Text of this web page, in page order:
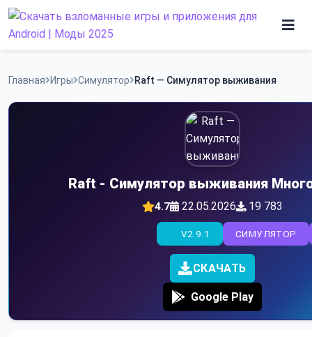
Skip
Программы
Главная Игры Симулятор Raft — Симулятор выживания
Raft - Симулятор выживания
4.7 22.05.2026 19 783
СИМУЛЯТОР
V2.9.1
СКАЧАТЬ
Google Play